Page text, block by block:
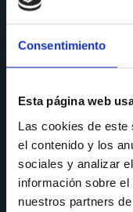
Consentimiento
Esta página web
Las cookies de este
el contenido y los
sociales y analizar
información sobre
nuestros partners
CONSULTAS
91 690 96 63
Móvil:636 59 60
E-mail: